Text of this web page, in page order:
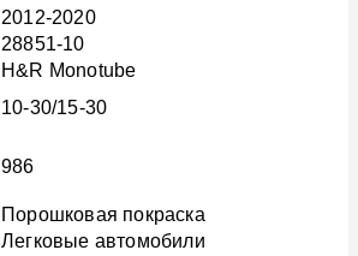
2012-2020
28851-10
H&R Monotube
10-30/15-30
986
Порошковая покраска
Легковые автомобили